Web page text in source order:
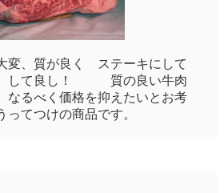
変、質が良く ステーキにして
して良し！ 質の良い牛肉
るべく価格を抑えたいとお考
ってつけの商品です。